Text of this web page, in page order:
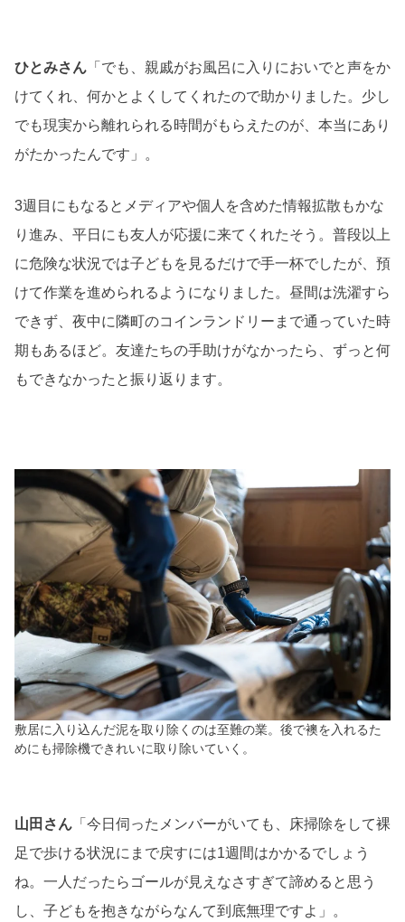
ひとみさん 「でも、親戚がお風呂に入りにおいでと声をか
けてくれ、何かとよくしてくれたので助かりました。少し
でも現実から離れられる時間がもらえたのが、本当にあり
がたかったんです」。
3週目にもなるとメディアや個人を含めた情報拡散もかな
り進み、平日にも友人が応援に来てくれたそう。普段以上
に危険な状況では子どもを見るだけで手一杯でしたが、預
けて作業を進められるようになりました。昼間は洗濯すら
できず、夜中に隣町のコインランドリーまで通っていた時
期もあるほど。友達たちの手助けがなかったら、ずっと何
もできなかったと振り返ります。
敷居に入り込んだ泥を取り除くのは至難の業。後で襖を入れるた
めにも掃除機できれいに取り除いていく。
山田さん 「今日伺ったメンバーがいても、床掃除をして裸
足で歩ける状況にまで戻すには1週間はかかるでしょう
ね。一人だったらゴールが見えなさすぎて諦めると思う
し、子どもを抱きながらなんて到底無理ですよ」。